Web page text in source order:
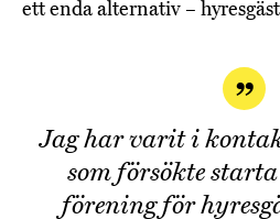
ett enda alternativ –
Jag har varit i
som försökte
förening för